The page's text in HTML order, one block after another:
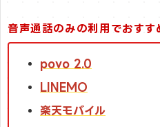
音声通話のみの利用でおす
povo 2.0
LINEMO
楽天モバイル